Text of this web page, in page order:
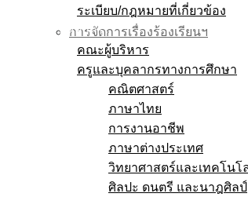
แนวทางประพฤติปฏิบัติตนข
การจัดการเรื่องร้องเรียนฯ
แนวปฏิบัติการจัดการเรื่องร้
No Gift Policy
ประกาศเจตนารมณ์
การสร้างวัฒนธรรม No Gift
การประเมินความเสี่ยง
ผลการประเมินความเสี่ยง
การส่งเสริมคุณธรรมและความโป
แผนปฏิบัติการป้องกันการทุ
ระเบียบ/กฎหมายที่เกี่ยวข้อง
บุคลากร
คณะผู้บริหาร
ครูและบุคลากรทางการศึกษา
คณิตศาสตร์
ภาษาไทย
การงานอาชีพ
ภาษาต่างประเทศ
วิทยาศาสตร์และเทคโนโ
ศิลปะ ดนตรี และนาฎศิลป์